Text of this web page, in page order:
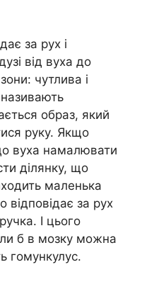
за рух і
від вуха до
чутлива і
називають
образ, який
руку. Якщо
вуха намалювати
ділянку, що
маленька
відповідає за рух
І цього
б в мозку можна
гомункулус.